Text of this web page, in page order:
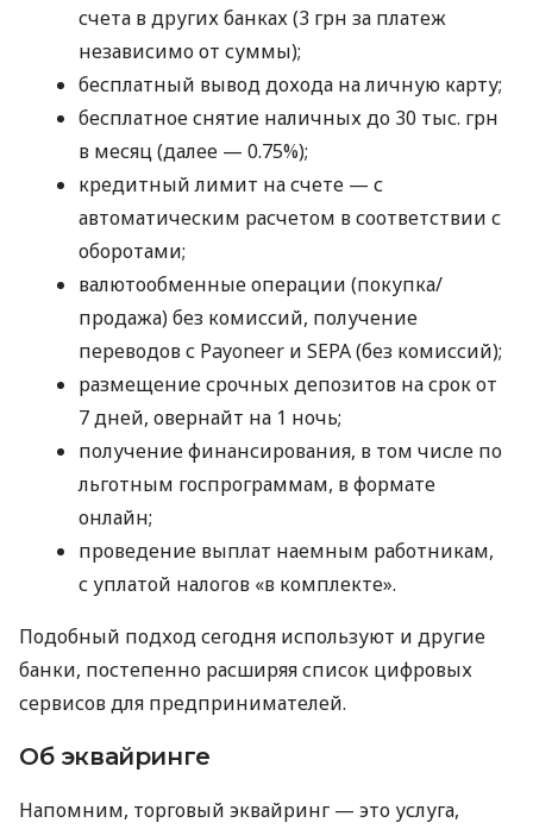
счета в других банках (3 грн за платеж
независимо от суммы);
бесплатный вывод дохода на личную карту;
бесплатное снятие наличных до 30 тыс. грн
в месяц (далее — 0.75%);
кредитный лимит на счете — с
автоматическим расчетом в соответствии с
оборотами;
валютообменные операции (покупка/
продажа) без комиссий, получение
переводов с Payoneer и SEPA (без комиссий);
размещение срочных депозитов на срок от
7 дней, овернайт на 1 ночь;
получение финансирования, в том числе по
льготным госпрограммам, в формате
онлайн;
проведение выплат наемным работникам,
с уплатой налогов «в комплекте».
Подобный подход сегодня используют и другие
банки, постепенно расширяя список цифровых
сервисов для предпринимателей.
Об эквайринге
Напомним, торговый эквайринг — это услуга,